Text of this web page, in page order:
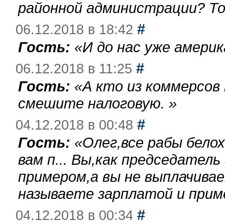
районной администрации?
06.12.2018 в 18:42 #
Гость: «И до нас уже
06.12.2018 в 11:25 #
Гость: «А кто из
смешите налоговую. »
04.12.2018 в 00:48 #
Гость: «Олег,все рабы
вам п... Вы,как
примером,а вы не
называете зарплатой и
04.12.2018 в 00:34 #